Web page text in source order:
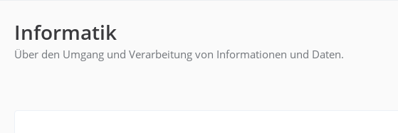
Informatik
Über den Umgang und Verarbeitung von Informationen und Daten.